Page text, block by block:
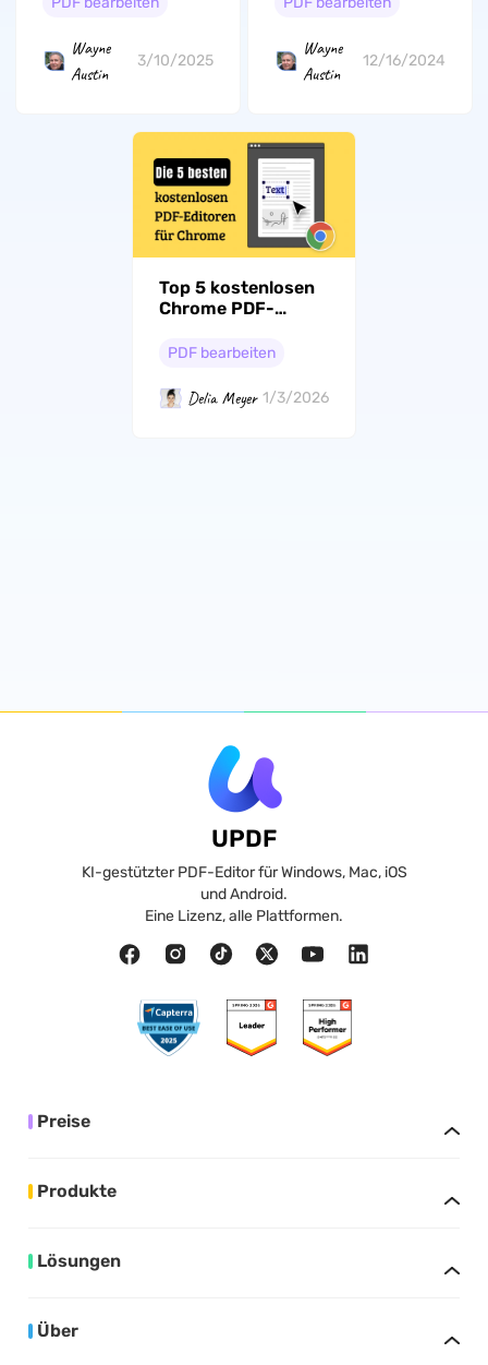
Wayne
Austin
3/10/2025
Wayne
Austin
12/16/2024
Top 5 kostenlosen
Chrome PDF-
PDF bearbeiten
Delia Meyer 1/3/2026
UPDF
KI-gestützter PDF-Editor für Windows, Mac, iOS
und Android.
Eine Lizenz, alle Plattformen.
Preise
Produkte
Lösungen
Über